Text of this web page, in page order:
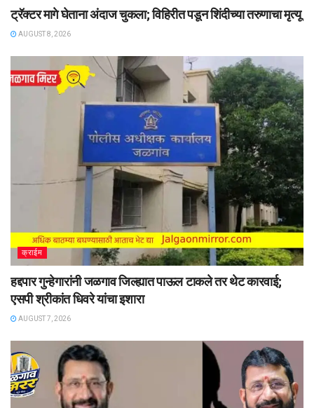
ट्रॅक्टर मागे घेताना अंदाज चुकला; विहिरीत पडून शिंदीच्या तरुणाचा मृत्यू
AUGUST 8, 2026
क्राईम
हद्दपार गुन्हेगारांनी जळगाव जिल्ह्यात पाऊल टाकले तर थेट कारवाई;
एसपी श्रीकांत धिवरे यांचा इशारा
AUGUST 7, 2026